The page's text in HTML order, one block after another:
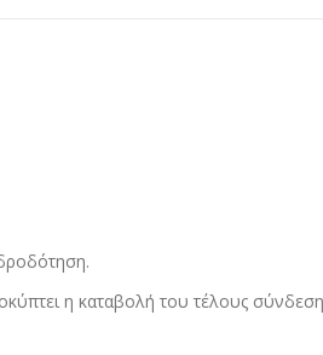
η καταβολή του τέλους